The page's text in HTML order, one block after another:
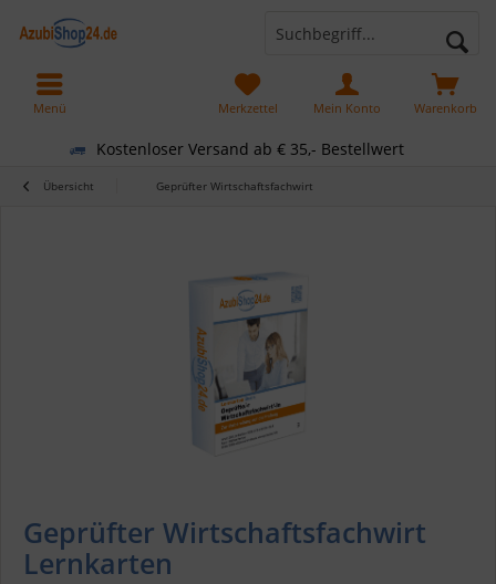
Kostenloser Versand ab € 35,- Bestellwert
Warenkorb
Merkzettel Mein Konto
Menü
Übersicht Geprüfter Wirtschaftsfachwirt
Geprüfter Wirtschaftsfachwirt
Lernkarten